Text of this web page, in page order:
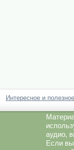
Интересное и полезное
аудио,
Если вы